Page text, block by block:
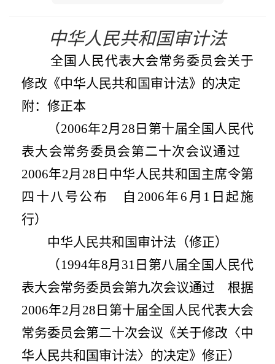
中华人民共和国审计法
全国人民代表大会常务委员会关于
修改《中华人民共和国审计法》的决定
附：修正本
（2006年2月 28 日第十届全国人民代
表大会常务委员会第二十次会议通过
2006年2月 28 日中华人民共和国主席令第
四十八号公布 自 2006年 6 月 1 日起施
行）
中华人民共和国审计法（修正）
（ 1994年8月 31 日第八届全国人民代
表大会常务委员会第九次会议通过 根据
2006年2月 28 日第十届全国人民代表大会
常务委员会第二十次会议《关于修改〈中
华人民共和国审计法〉的决定》修正）